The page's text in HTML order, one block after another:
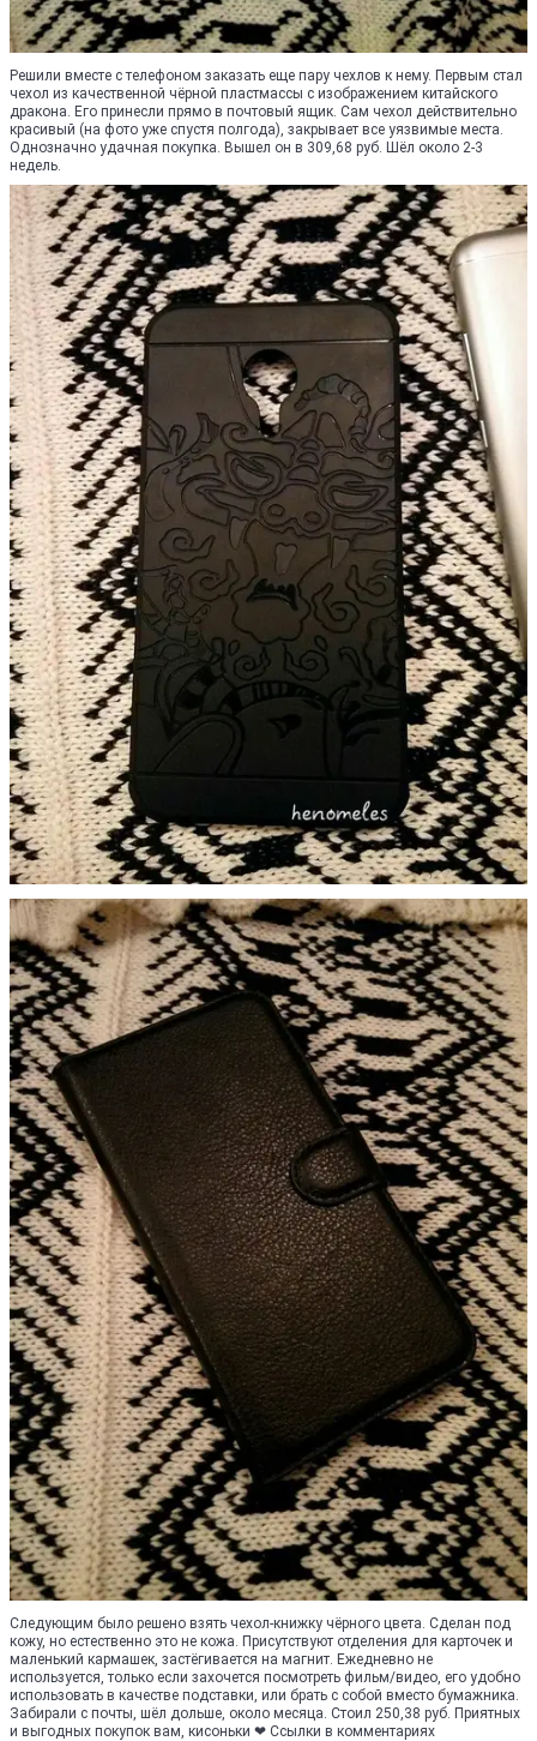
Решили вместе с телефоном заказать еще пару чехлов к нему. Первым стал
чехол из качественной чёрной пластмассы с изображением китайского
дракона. Его принесли прямо в почтовый ящик. Сам чехол действительно
красивый (на фото уже спустя полгода), закрывает все уязвимые места.
Однозначно удачная покупка. Вышел он в 309,68 руб. Шёл около 2-3
недель.
Следующим было решено взять чехол-книжку чёрного цвета. Сделан под
кожу, но естественно это не кожа. Присутствуют отделения для карточек и
маленький кармашек, застёгивается на магнит. Ежедневно не
используется, только если захочется посмотреть фильм/видео, его удобно
использовать в качестве подставки, или брать с собой вместо бумажника.
Забирали с почты, шёл дольше, около месяца. Стоил 250,38 руб. Приятных
и выгодных покупок вам, кисоньки ❤ Ссылки в комментариях